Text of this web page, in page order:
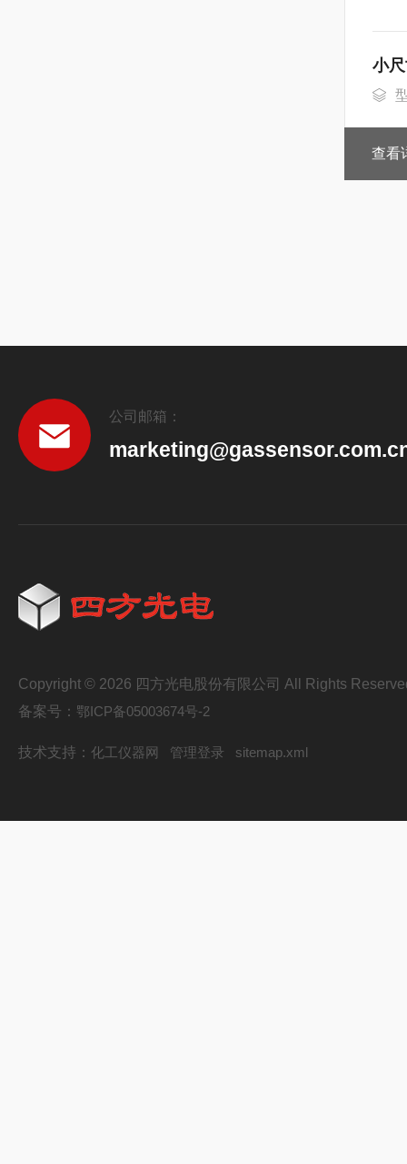
小
查看
公司邮箱：
Copyright © 2026 四方光电股份有限公司 All Rights
备案号： 鄂ICP备05003674号-2
技术支持： 化工仪器网 管理登录 sitemap.xml